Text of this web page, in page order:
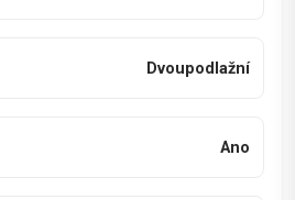
Dvoupodlažní
Ano